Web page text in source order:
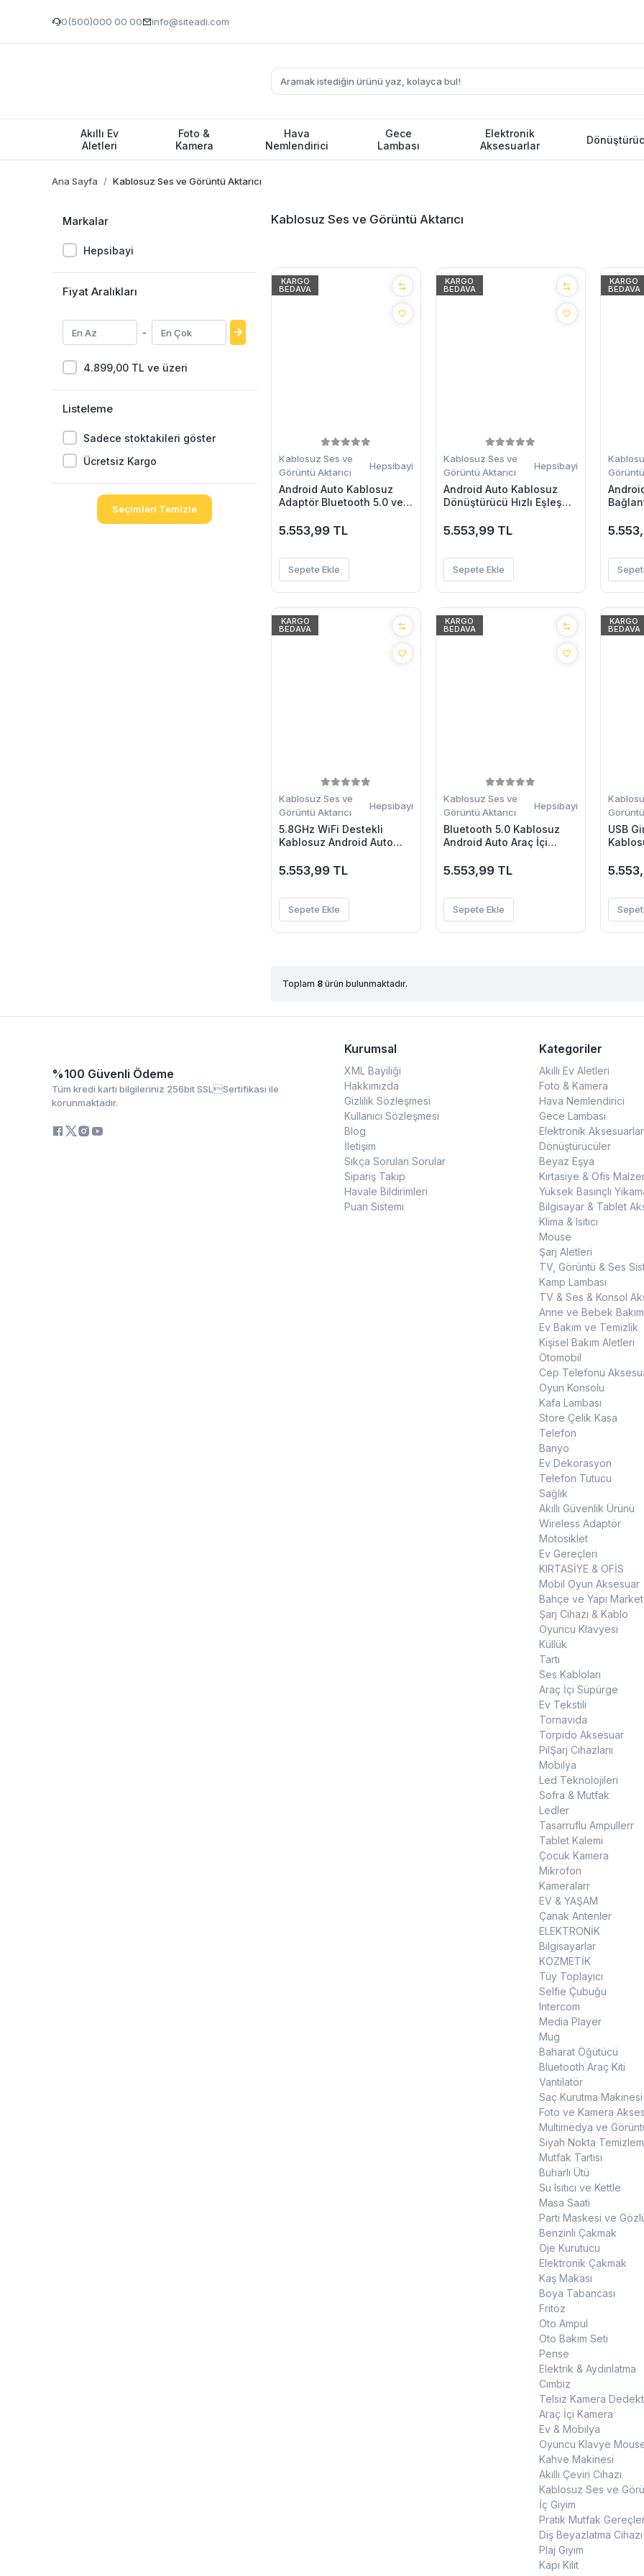
0(500)000 00 00 info@siteadi.com
Akıllı Ev
Aletleri
Foto &
Kamera
Hava
Nemlendirici
Gece
Lambası
Elektronik
Aksesuarlar
Ana Sayfa Kablosuz Ses ve Görüntü Aktarıcı
Markalar
Hepsibayi
Fiyat Aralıkları
-
4.899,00 TL ve üzeri
Listeleme
Sadece stoktakileri göster
Ücretsiz Kargo
Seçimleri Temizle
Kablosuz Ses ve Görüntü Aktarıcı
KARGO
BEDAVA
Kablosuz Ses ve
Görüntü Aktarıcı
Hepsibayi
Android Auto Kablosuz
Adaptör Bluetooth 5.0 ve
5.553,99 TL
Sepete Ekle
KARGO
BEDAVA
Kablosuz Ses ve
Görüntü Aktarıcı
Hepsibayi
Android Auto Kablosuz
Dönüştürücü Hızlı Eşleşme
5.553,99 TL
Sepete Ekle
KARGO
BEDAVA
Görüntü
KARGO
BEDAVA
Kablosuz Ses ve
Görüntü Aktarıcı
Hepsibayi
5.8GHz WiFi Destekli
Kablosuz Android Auto
5.553,99 TL
Sepete Ekle
KARGO
BEDAVA
Kablosuz Ses ve
Görüntü Aktarıcı
Hepsibayi
Bluetooth 5.0 Kablosuz
Android Auto Araç İçi
5.553,99 TL
Sepete Ekle
KARGO
BEDAVA
Görüntü
USB
Toplam 8 ürün bulunmaktadır.
%100 Güvenli Ödeme
Tüm kredi kartı bilgileriniz 256bit SSLSertifikası ile
korunmaktadır.
Kurumsal
XML Bayiliği
Hakkımızda
Gizlilik Sözleşmesi
Kullanıcı Sözleşmesi
Blog
İletişim
Sıkça Sorulan Sorular
Sipariş Takip
Havale Bildirimleri
Puan Sistemi
Kategoriler
Akıllı Ev Aletleri
Foto & Kamera
Hava Nemlendirici
Gece Lambası
Elektronik Aksesuarlar
Dönüştürücüler
Beyaz Eşya
Kırtasiye & Ofis
Yüksek Basınçlı
Bilgisayar & Tablet
Klima & Isıtıcı
Mouse
Şarj Aletleri
TV, Görüntü & Ses
Kamp Lambası
TV & Ses & Konsol
Anne ve Bebek Bakım
Ev Bakım ve Temizlik
Kişisel Bakım Aletleri
Otomobil
Cep Telefonu
Oyun Konsolu
Kafa Lambası
Store Çelik Kasa
Telefon
Banyo
Ev Dekorasyon
Telefon Tutucu
Sağlık
Akıllı Güvenlik Ürünü
Wireless Adaptör
Motosiklet
Ev Gereçleri
KIRTASİYE & OFİS
Mobil Oyun Aksesuar
Bahçe ve Yapı Market
Şarj Cihazı & Kablo
Oyuncu Klavyesi
Küllük
Tartı
Ses Kabloları
Araç İçi Süpürge
Ev Tekstili
Tornavida
Torpido Aksesuar
PilŞarj Cihazlarıı
Mobilya
Led Teknolojileri
Sofra & Mutfak
Ledler
Tasarruflu Ampullerr
Tablet Kalemi
Çocuk Kamera
Mikrofon
Kameralarr
EV & YAŞAM
Çanak Antenler
ELEKTRONİK
Bilgisayarlar
KOZMETİK
Tüy Toplayıcı
Selfie Çubuğu
Intercom
Media Player
Mug
Baharat Öğütücü
Bluetooth Araç Kiti
Vantilatör
Saç Kurutma Makinesi
Foto ve Kamera
Multimedya ve
Siyah Nokta
Mutfak Tartısı
Buharlı Ütü
Su Isıtıcı ve Kettle
Masa Saati
Parti Maskesi ve
Benzinli Çakmak
Oje Kurutucu
Elektronik Çakmak
Kaş Makası
Boya Tabancası
Fritöz
Oto Ampul
Oto Bakım Seti
Pense
Elektrik & Aydınlatma
Cımbız
Telsiz Kamera
Araç İçi Kamera
Ev & Mobilya
Oyuncu Klavye
Kahve Makinesi
Akıllı Çeviri Cihazı
Kablosuz Ses ve
İç Giyim
Pratik Mutfak
Diş Beyazlatma Cihazı
Plaj Giyim
Kapı Kilit